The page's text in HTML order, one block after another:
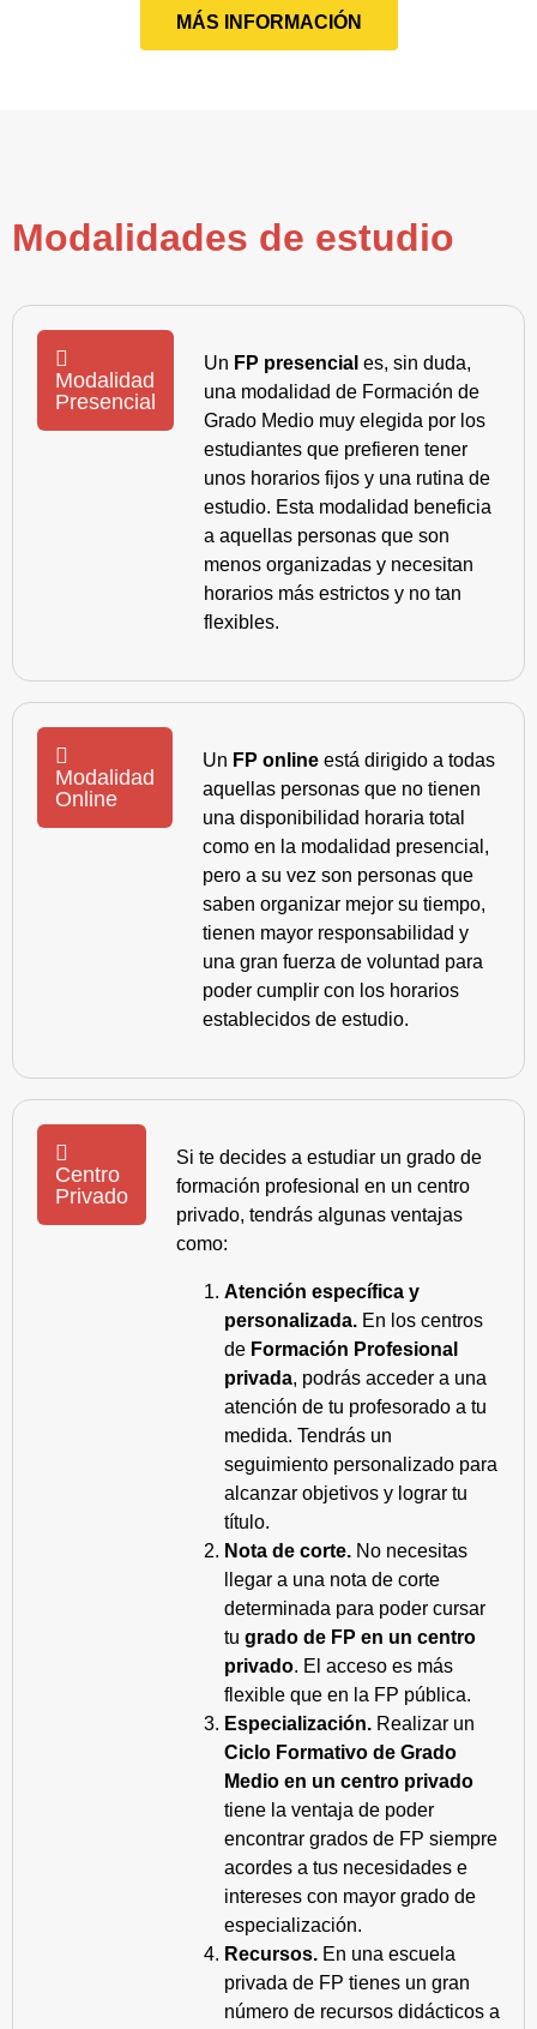
MÁS INFORMACIÓN
Modalidades de estudio
Modalidad
Presencial
Un FP presencial es, sin duda,
una modalidad de Formación de
Grado Medio muy elegida por los
estudiantes que prefieren tener
unos horarios fijos y una rutina de
estudio. Esta modalidad beneficia
a aquellas personas que son
menos organizadas y necesitan
horarios más estrictos y no tan
flexibles.
Modalidad
Online
Un FP online está dirigido a todas
aquellas personas que no tienen
una disponibilidad horaria total
como en la modalidad presencial,
pero a su vez son personas que
saben organizar mejor su tiempo,
tienen mayor responsabilidad y
una gran fuerza de voluntad para
poder cumplir con los horarios
establecidos de estudio.
Centro
Privado
Si te decides a estudiar un grado de
formación profesional en un centro
privado, tendrás algunas ventajas
como:
Atención específica y
personalizada. En los centros
de Formación Profesional
privada, podrás acceder a una
atención de tu profesorado a tu
medida. Tendrás un
seguimiento personalizado para
alcanzar objetivos y lograr tu
título.
Nota de corte. No necesitas
llegar a una nota de corte
determinada para poder cursar
tu grado de FP en un centro
privado. El acceso es más
flexible que en la FP pública.
Especialización. Realizar un
Ciclo Formativo de Grado
Medio en un centro privado
tiene la ventaja de poder
encontrar grados de FP siempre
acordes a tus necesidades e
intereses con mayor grado de
especialización.
Recursos. En una escuela
privada de FP tienes un gran
número de recursos didácticos a